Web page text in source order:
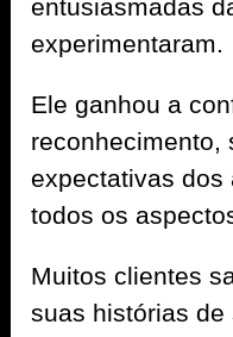
entusiasmadas
experimentaram.
Ele ganhou a
reconhecimento,
expectativas dos
todos os
Muitos clientes
suas histórias